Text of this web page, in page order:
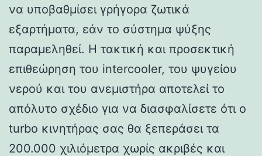
να υποβαθμίσει γρήγορα ζωτικά
εξαρτήματα, εάν το σύστημα ψύξης
παραμεληθεί. Η τακτική και προσεκτική
επιθεώρηση του intercooler, του ψυγείου
νερού και του ανεμιστήρα αποτελεί το
απόλυτο σχέδιο για να διασφαλίσετε ότι ο
turbo κινητήρας σας θα ξεπεράσει τα
200.000 χιλιόμετρα χωρίς ακριβές και